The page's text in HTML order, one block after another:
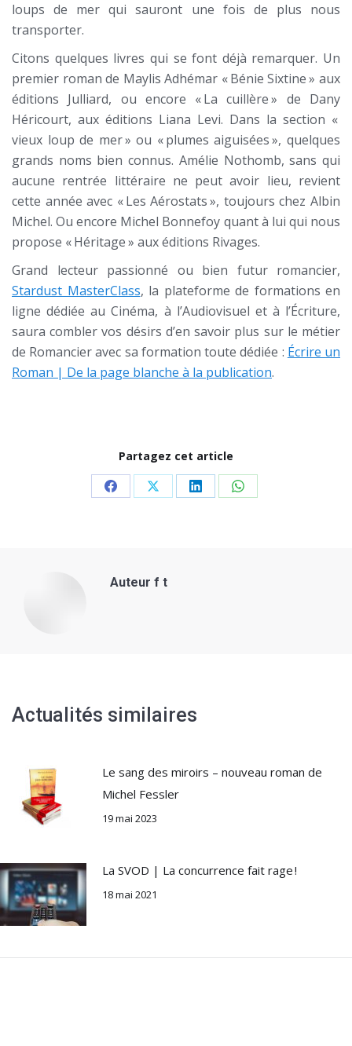
loups de mer qui sauront une fois de plus nous
transporter.
Citons quelques livres qui se font déjà remarquer. Un
premier roman de Maylis Adhémar « Bénie Sixtine » aux
éditions Julliard, ou encore « La cuillère » de Dany
Héricourt, aux éditions Liana Levi. Dans la section «
vieux loup de mer » ou « plumes aiguisées », quelques
grands noms bien connus. Amélie Nothomb, sans qui
aucune rentrée littéraire ne peut avoir lieu, revient
cette année avec « Les Aérostats », toujours chez Albin
Michel. Ou encore Michel Bonnefoy quant à lui qui nous
propose « Héritage » aux éditions Rivages.
Grand lecteur passionné ou bien futur romancier,
Stardust MasterClass, la plateforme de formations en
ligne dédiée au Cinéma, à l’Audiovisuel et à l’Écriture,
saura combler vos désirs d’en savoir plus sur le métier
de Romancier avec sa formation toute dédiée : Écrire un
Roman | De la page blanche à la publication.
Partagez cet article
Share Share Share Share
Auteur f t
Actualités similaires
Le sang des miroirs – nouveau roman de
Michel Fessler
19 mai 2023
La SVOD | La concurrence fait rage !
18 mai 2021